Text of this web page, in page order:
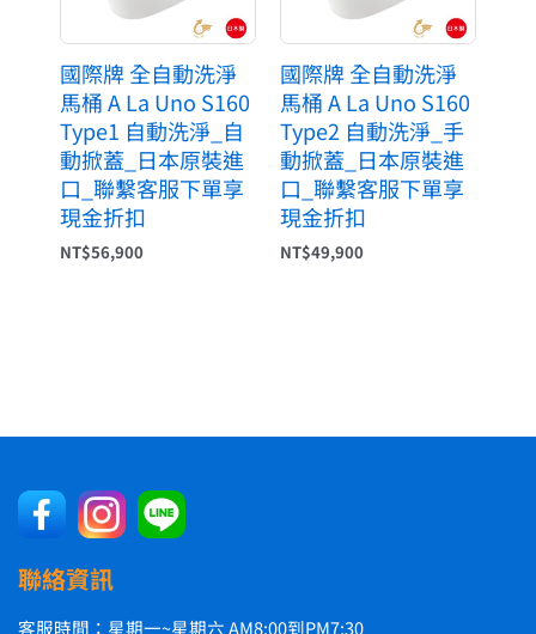
國際牌 全自動洗淨
馬桶 A La Uno S160
Type1 自動洗淨_自
動掀蓋_日本原裝進
口_聯繫客服下單享
現金折扣
NT$56,900
國際牌 全自動洗淨
馬桶 A La Uno S160
Type2 自動洗淨_手
動掀蓋_日本原裝進
口_聯繫客服下單享
現金折扣
NT$49,900
聯絡資訊
客服時間：星期一~星期六 AM8:00到PM7:30